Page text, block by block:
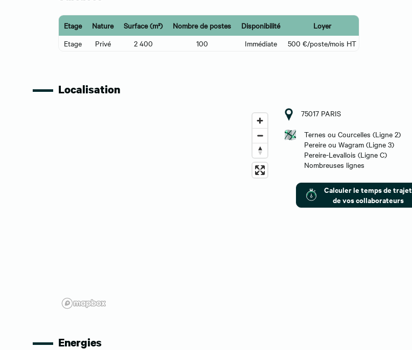
Etage Nature Surface (m²) Nombre de postes Disponibilité
Loyer
Etage
Privé 2 400 100 Immédiate 500 €/poste/mois HT
Localisation
75017 PARIS
Ternes ou Courcelles (Ligne 2)
Pereire ou Wagram (Ligne 3)
Pereire-Levallois (Ligne C)
Nombreuses lignes
Calculer le temps de trajet
de vos collaborateurs
Energies